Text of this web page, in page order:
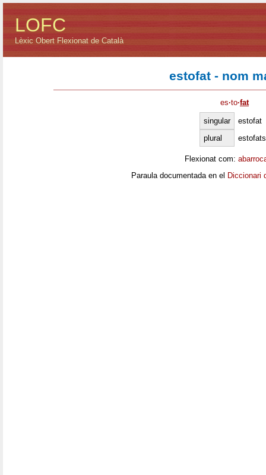
LOFC
Lèxic Obert Flexionat de Català
estofat - nom
es·to·fat
singular
estofat
plural
estofats
Flexionat com:
Paraula documentada en el Diccionari